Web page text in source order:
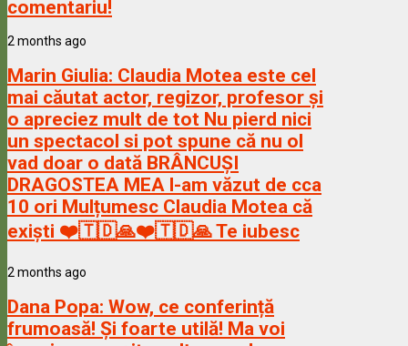
comentariu!
2 months ago
Marin Giulia: Claudia Motea este cel
mai căutat actor, regizor, profesor și
o apreciez mult de tot Nu pierd nici
un spectacol si pot spune că nu ol
vad doar o dată BRÂNCUȘI
DRAGOSTEA MEA l-am văzut de cca
10 ori Mulțumesc Claudia Motea că
exiști ❤️🇹🇩🙏❤️🇹🇩🙏 Te iubesc
2 months ago
Dana Popa: Wow, ce conferință
frumoasă! Și foarte utilă! Ma voi